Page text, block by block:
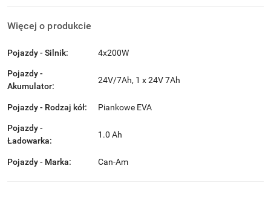
Więcej o produkcie
Pojazdy - Silnik: 4x200W
Pojazdy -
Akumulator:
24V/7Ah, 1 x 24V 7Ah
Pojazdy - Rodzaj kół: Piankowe EVA
Pojazdy -
Ładowarka:
1.0 Ah
Pojazdy - Marka: Can-Am